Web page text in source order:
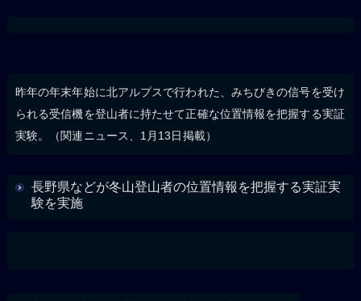
昨年の年末年始に北アルプスで行われた、みちびきの信号を受け
られる受信機を登山者に持たせて正確な位置情報を把握する実証
実験。（関連ニュース、1月13日掲載）
長野県などが冬山登山者の位置情報を把握する実証実
験を実施